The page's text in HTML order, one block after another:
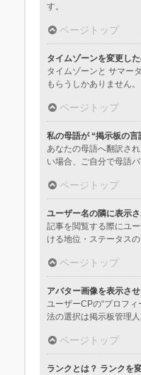
す。
ページトップ
タイムゾーンを変更し
タイムゾーンと サマー
もらうしかありません。
ページトップ
私の母語が “掲示板の言
あなたの母語へ翻訳さ
い場合、ご自分で母語
ページトップ
ユーザー名の隣に表示
記事を閲覧する際にユ
ける地位・ステータス
ページトップ
アバター画像を表示さ
ユーザーCPの“プロフ
法の選択は掲示板管理
ページトップ
ランクとは？ ランクを